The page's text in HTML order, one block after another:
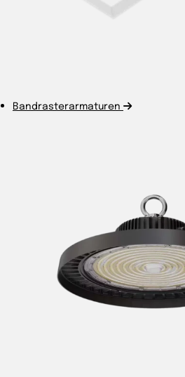
Bandrasterarmaturen